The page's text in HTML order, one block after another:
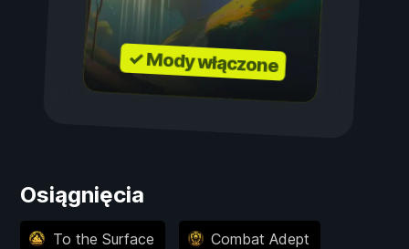
✓ Mody włączone
Osiągnięcia
To the Surface Combat Adept